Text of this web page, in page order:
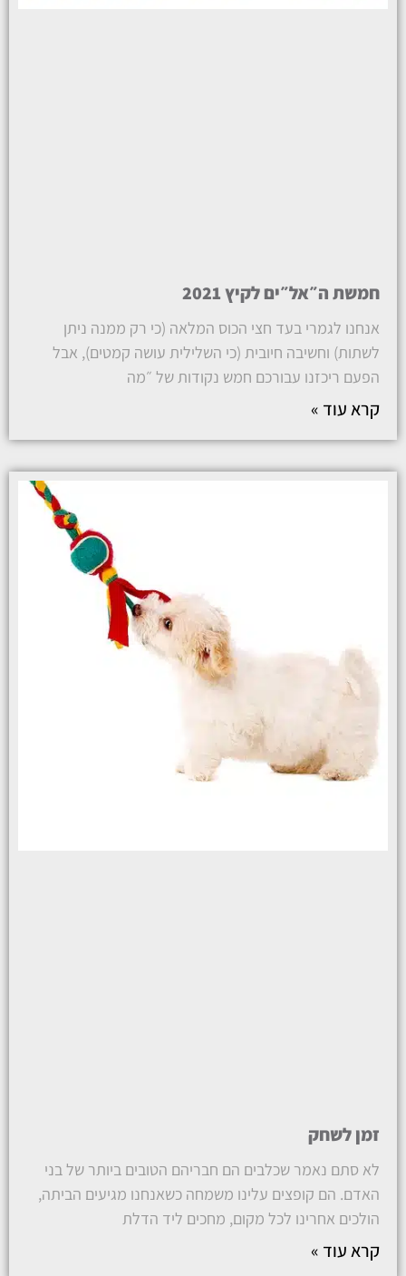
חמשת ה״אל״ים לקיץ 2021
אנחנו לגמרי בעד חצי הכוס המלאה (כי רק ממנה ניתן
לשתות) וחשיבה חיובית (כי השלילית עושה קמטים), אבל
הפעם ריכזנו עבורכם חמש נקודות של ״מה
קרא עוד »
זמן לשחק
לא סתם נאמר שכלבים הם חבריהם הטובים ביותר של בני
האדם. הם קופצים עלינו משמחה כשאנחנו מגיעים הביתה,
הולכים אחרינו לכל מקום, מחכים ליד הדלת
קרא עוד »